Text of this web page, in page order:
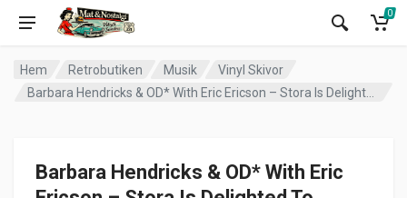
0
Hem Retrobutiken Musik
Vinyl Skivor
Barbara Hendricks & OD* With Eric